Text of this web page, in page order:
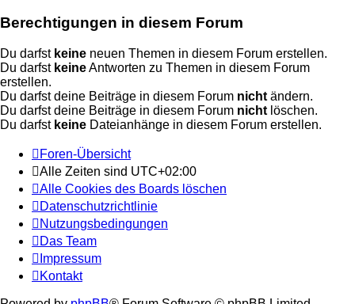
Berechtigungen in diesem Forum
Du darfst keine neuen Themen in diesem Forum erstellen.
Du darfst keineAntworten zu Themen in diesem Forum
erstellen.
Du darfst deine Beiträge in diesem Forum nicht ändern.
Du darfst deine Beiträge in diesem Forum nicht löschen.
Du darfst keine Dateianhänge in diesem Forum erstellen.
Foren-Übersicht
Alle Zeiten sind UTC+02:00
Alle Cookies des Boards löschen
Datenschutzrichtlinie
Nutzungsbedingungen
Das Team
Impressum
Kontakt